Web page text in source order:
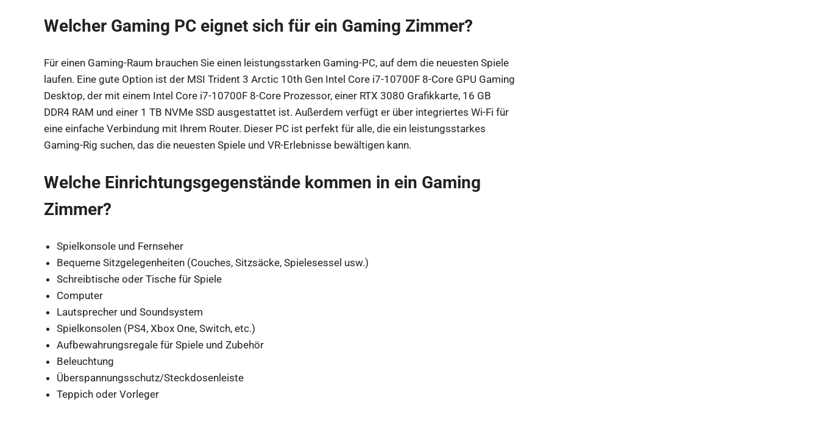
Welcher Gaming PC eignet sich für ein Gaming Zimmer?
Für einen Gaming-Raum brauchen Sie einen leistungsstarken Gaming-PC, auf dem die neuesten Spiele
laufen. Eine gute Option ist der MSI Trident 3 Arctic 10th Gen Intel Core i7-10700F 8-Core GPU Gaming
Desktop, der mit einem Intel Core i7-10700F 8-Core Prozessor, einer RTX 3080 Grafikkarte, 16 GB
DDR4 RAM und einer 1 TB NVMe SSD ausgestattet ist. Außerdem verfügt er über integriertes Wi-Fi für
eine einfache Verbindung mit Ihrem Router. Dieser PC ist perfekt für alle, die ein leistungsstarkes
Gaming-Rig suchen, das die neuesten Spiele und VR-Erlebnisse bewältigen kann.
Welche Einrichtungsgegenstände kommen in ein Gaming
Zimmer?
Spielkonsole und Fernseher
Bequeme Sitzgelegenheiten (Couches, Sitzsäcke, Spielesessel usw.)
Schreibtische oder Tische für Spiele
Computer
Lautsprecher und Soundsystem
Spielkonsolen (PS4, Xbox One, Switch, etc.)
Aufbewahrungsregale für Spiele und Zubehör
Beleuchtung
Überspannungsschutz/Steckdosenleiste
Teppich oder Vorleger